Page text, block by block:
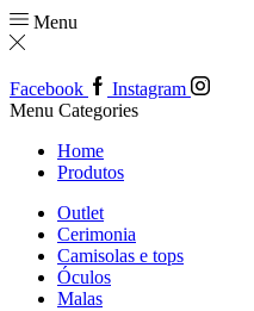
Menu
Facebook
Instagram
Menu Categories
Home
Produtos
Outlet
Cerimonia
Camisolas e tops
Óculos
Malas